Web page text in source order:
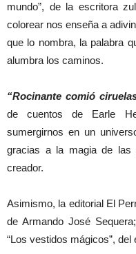
mundo”, de la escritora
colorear nos enseña a
que lo nombra, la palabra
alumbra los caminos.
“Rocinante comió
de cuentos de Earle
sumergirnos en un
gracias a la magia de las
creador.
Asimismo, la editorial El
de Armando José
“Los vestidos mágicos”,